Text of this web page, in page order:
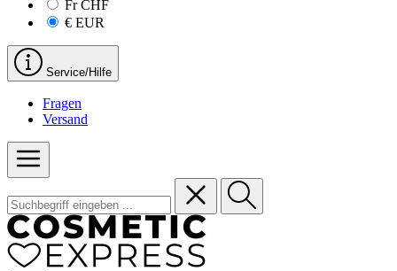
FrCHF
€ EUR
Service/Hilfe
Fragen
Versand